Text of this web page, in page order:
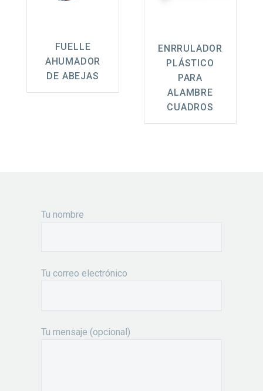
FUELLE
AHUMADOR
DE ABEJAS
ENRRULADOR
PLÁSTICO
PARA
ALAMBRE
CUADROS
Tu nombre
Tu correo electrónico
Tu mensaje (opcional)